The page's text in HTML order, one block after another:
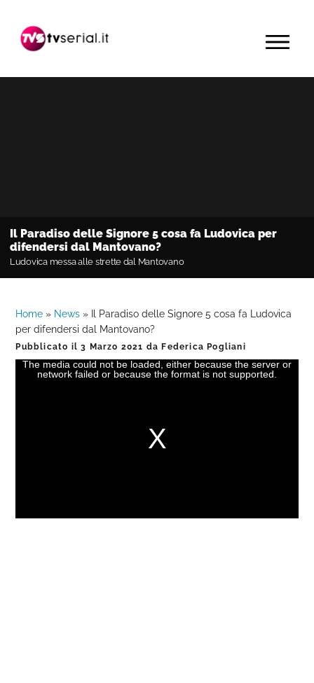
navigazione
contenuto
barra
primaria
MENU
Il Paradiso delle Signore 5 cosa fa Ludovica per
difendersi dal Mantovano?
Ludovica messa alle strette dal Mantovano
Home » News »
Il Paradiso delle Signore 5 cosa fa Ludovica
per difendersi dal Mantovano?
Pubblicato il3 Marzo 2021 da Federica Pogliani
The media could not be loaded, either because the server or
network failed or because the format is not supported.